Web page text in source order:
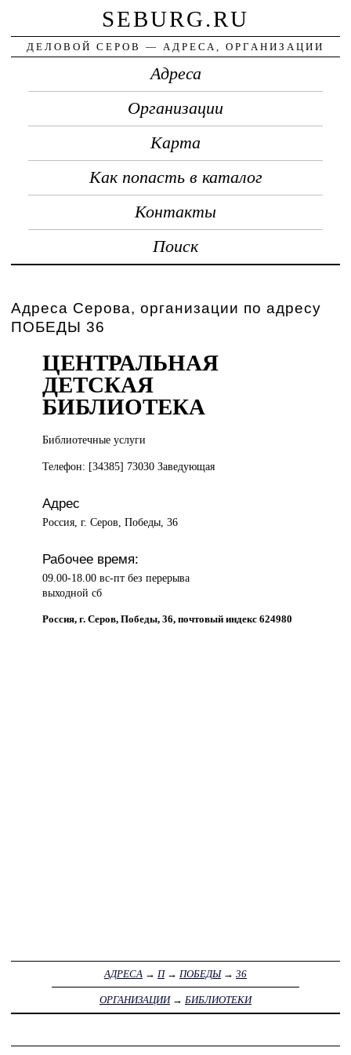
SEBURG.RU
ДЕЛОВОЙ СЕРОВ — АДРЕСА, ОРГАНИЗАЦИИ
Адреса
Организации
Карта
Как попасть в каталог
Контакты
Поиск
Адреса Серова, организации по адресу
ПОБЕДЫ 36
ЦЕНТРАЛЬНАЯ
ДЕТСКАЯ
БИБЛИОТЕКА
Библиотечные услуги
Телефон: [34385] 73030 Заведующая
Адрес
Россия, г. Серов, Победы, 36
Рабочее время:
09.00-18.00 вс-пт без перерыва
выходной сб
Россия, г. Серов, Победы, 36, почтовый индекс 624980
АДРЕСА → П→ ПОБЕДЫ→ 36
ОРГАНИЗАЦИИ→ БИБЛИОТЕКИ